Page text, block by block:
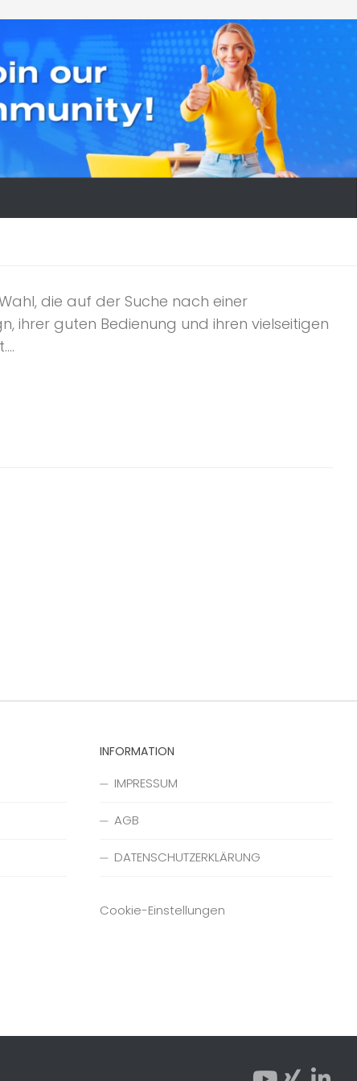
die auf der Suche nach einer
ihrer guten Bedienung und ihren vielseitigen
INFORMATION
IMPRESSUM
AGB
DATENSCHUTZERKLÄRUNG
Cookie-Einstellungen